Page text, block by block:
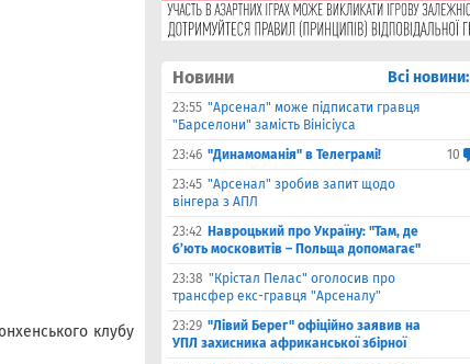
клубу
Новини Всі новини:
23:55 "Арсенал" може підписати гравця
"Барселони" замість Вінісіуса
23:46 "Динамоманія" в Телеграмі!
10
23:45 "Арсенал" зробив запит щодо
вінгера з АПЛ
23:42 Навроцький про Україну: "Там, де
б’ють московитів – Польща допомагає"
23:38 "Крістал Пелас" оголосив про
трансфер екс-гравця "Арсеналу"
23:29 "Лівий Берег" офіційно заявив на
УПЛ захисника африканської збірної